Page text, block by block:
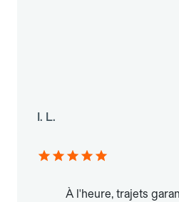
I. L.
À l'heure, trajets